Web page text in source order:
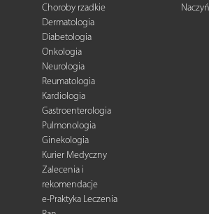
Choroby rzadkie
Dermatologia
Diabetologia
Onkologia
Neurologia
Reumatologia
Kardiologia
Gastroenterologia
Pulmonologia
Ginekologia
Kurier Medyczny
Zalecenia i
rekomendacje
e-Praktyka Leczenia
Naczyń